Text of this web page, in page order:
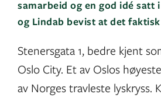
samarbeid og en god idé satt
og Lindab bevist at det
Stenersgata 1, bedre kjent
Oslo City. Et av Oslos
av Norges travleste lyskryss.